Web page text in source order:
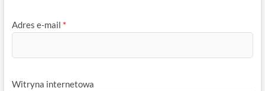
Adres e-mail *
Witryna internetowa